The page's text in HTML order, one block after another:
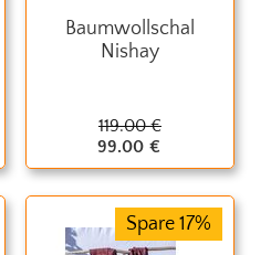
Baumwollschal
Nishay
119.00 €
99.00 €
Spare 17%